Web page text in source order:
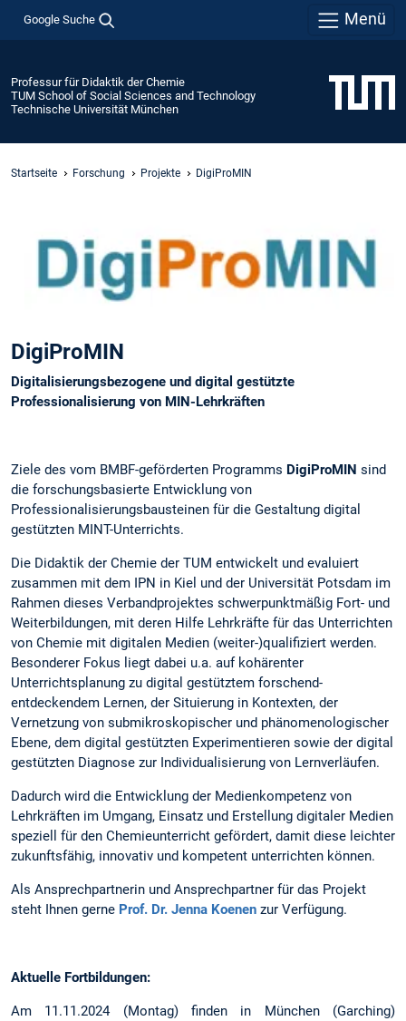
Google Suche Menü
Professur für Didaktik der Chemie
TUM School of Social Sciences and Technology
Technische Universität München
Startseite Forschung Projekte DigiProMIN
DigiProMIN
Digitalisierungsbezogene und digital gestützte
Professionalisierung von MIN-Lehrkräften
Ziele des vom BMBF-geförderten Programms DigiProMIN sind
die forschungsbasierte Entwicklung von
Professionalisierungsbausteinen für die Gestaltung digital
gestützten MINT-Unterrichts.
Die Didaktik der Chemie der TUM entwickelt und evaluiert
zusammen mit dem IPN in Kiel und der Universität Potsdam im
Rahmen dieses Verbandprojektes schwerpunktmäßig Fort- und
Weiterbildungen, mit deren Hilfe Lehrkräfte für das Unterrichten
von Chemie mit digitalen Medien (weiter-)qualifiziert werden.
Besonderer Fokus liegt dabei u.a. auf kohärenter
Unterrichtsplanung zu digital gestütztem forschend-
entdeckendem Lernen, der Situierung in Kontexten, der
Vernetzung von submikroskopischer und phänomenologischer
Ebene, dem digital gestützten Experimentieren sowie der digital
gestützten Diagnose zur Individualisierung von Lernverläufen.
Dadurch wird die Entwicklung der Medienkompetenz von
Lehrkräften im Umgang, Einsatz und Erstellung digitaler Medien
speziell für den Chemieunterricht gefördert, damit diese leichter
zukunftsfähig, innovativ und kompetent unterrichten können.
Als Ansprechpartnerin und Ansprechpartner für das Projekt
steht Ihnen gerne Prof. Dr. Jenna Koenen zur Verfügung.
Aktuelle Fortbildungen:
Am 11.11.2024 (Montag) finden in München (Garching)